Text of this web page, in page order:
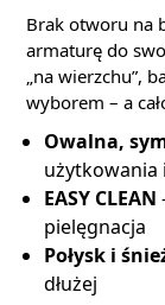
Brak otworu na
armaturę do
„na wierzchu”,
wyborem – a
Owalna,
użytkowania
EASY CLEAN
pielęgnacja
Połysk i
dłużej